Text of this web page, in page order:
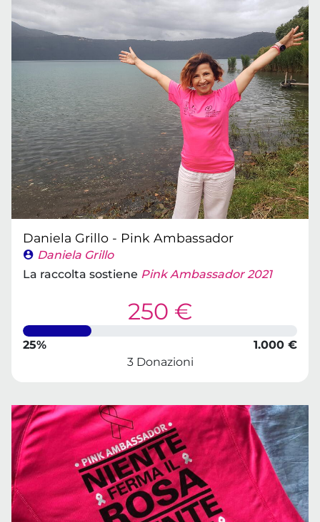
Daniela Grillo - Pink Ambassador
Daniela Grillo
La raccolta sostiene Pink Ambassador 2021
250 €
25%
1.000 €
3 Donazioni